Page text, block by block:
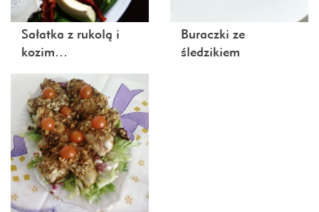
Sałatka z rukolą i
kozim…
Buraczki ze
śledzikiem